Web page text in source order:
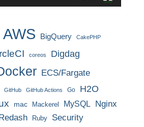
AWS BigQuery CakePHP
coreos
Digdag
ECS/Fargate
GitHub GitHub Actions Go H2O
mac Mackerel MySQL Nginx
Redash Ruby Security